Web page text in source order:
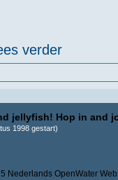
verderover
jellyfish! Hop in and
1998 gestart)
Nederlands OpenWater